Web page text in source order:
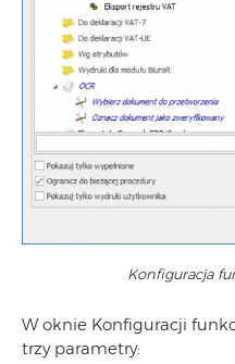
Konfiguracja
W oknie Konfiguracji
trzy parametry: